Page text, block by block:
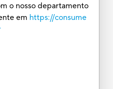
o nosso departamento
em https://consume